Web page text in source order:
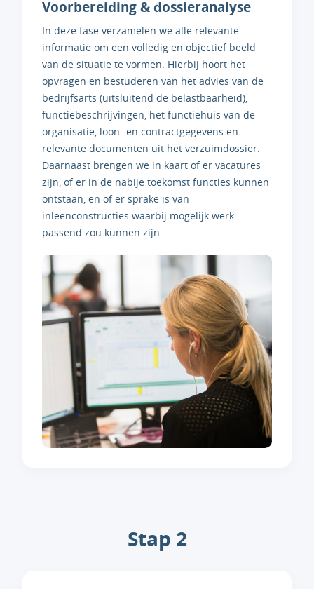
Voorbereiding & dossieranalyse
In deze fase verzamelen we alle relevante
informatie om een volledig en objectief beeld
van de situatie te vormen. Hierbij hoort het
opvragen en bestuderen van het advies van de
bedrijfsarts (uitsluitend de belastbaarheid),
functiebeschrijvingen, het functiehuis van de
organisatie, loon- en contractgegevens en
relevante documenten uit het verzuimdossier.
Daarnaast brengen we in kaart of er vacatures
zijn, of er in de nabije toekomst functies kunnen
ontstaan, en of er sprake is van
inleenconstructies waarbij mogelijk werk
passend zou kunnen zijn.
Stap 2